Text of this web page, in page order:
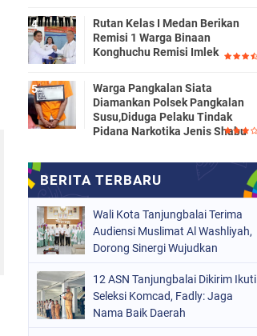
Rutan Kelas I Medan Berikan
Remisi 1 Warga Binaan
Konghuchu Remisi Imlek
Warga Pangkalan Siata
Diamankan Polsek Pangkalan
Susu,Diduga Pelaku Tindak
Pidana Narkotika Jenis Shabu
Wali Kota Tanjungbalai Terima
Audiensi Muslimat Al Washliyah,
Dorong Sinergi Wujudkan
12 ASN Tanjungbalai Dikirim Ikuti
Seleksi Komcad, Fadly: Jaga
Nama Baik Daerah